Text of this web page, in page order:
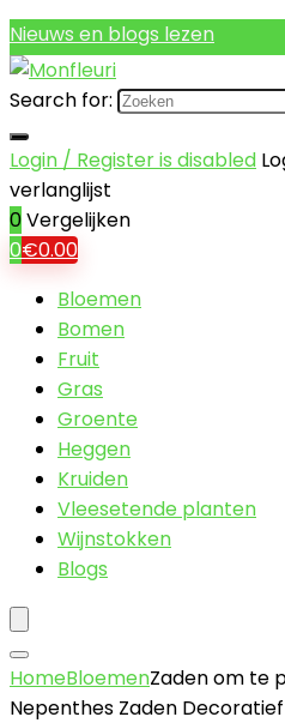
Nieuws en blogs lezen
Search for:
Login / Register is disabled
verlanglijst
0Vergelijken
0€0.00
Bloemen
Bomen
Fruit
Gras
Groente
Heggen
Kruiden
Vleesetende planten
Wijnstokken
Blogs
HomeBloemenZaden om te
Nepenthes Zaden